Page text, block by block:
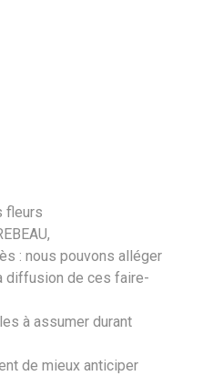
fleurs
: nous pouvons alléger
diffusion de ces faire-
à assumer durant
de mieux anticiper